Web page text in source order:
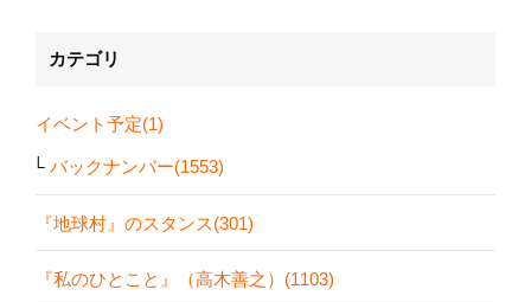
カテゴリ
イベント予定(1)
バックナンバー(1553)
『地球村』のスタンス(301)
『私のひとこと』（高木善之）(1103)